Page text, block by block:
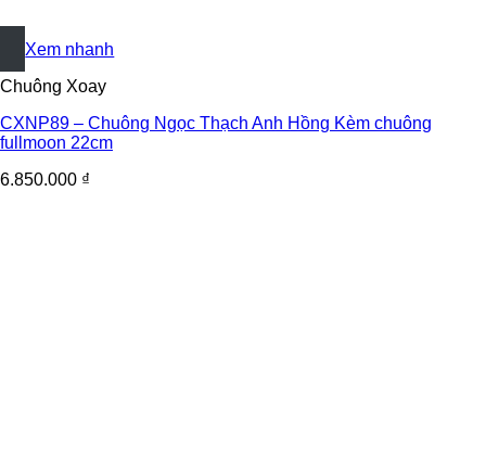
+
Xem nhanh
Chuông Xoay
CXNP89 – Chuông Ngọc Thạch Anh Hồng Kèm chuông
fullmoon 22cm
6.850.000 ₫